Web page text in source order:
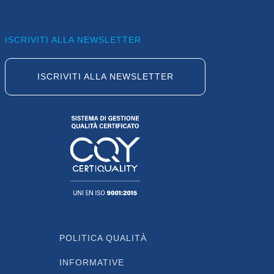
ISCRIVITI ALLA NEWSLETTER
ISCRIVITI ALLA NEWSLETTER
POLITICA QUALITÀ
INFORMATIVE